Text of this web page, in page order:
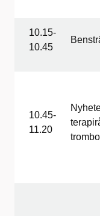
10.15-
10.45
10.45-
11.20